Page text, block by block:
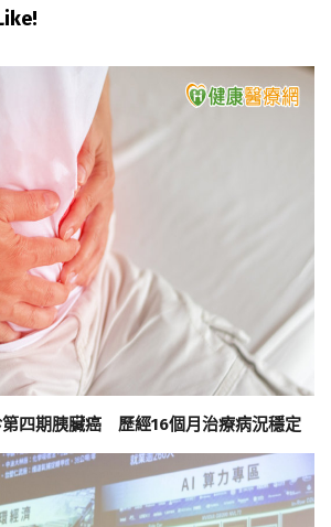
第四期胰臟癌 歷經16個月治療病況穩定